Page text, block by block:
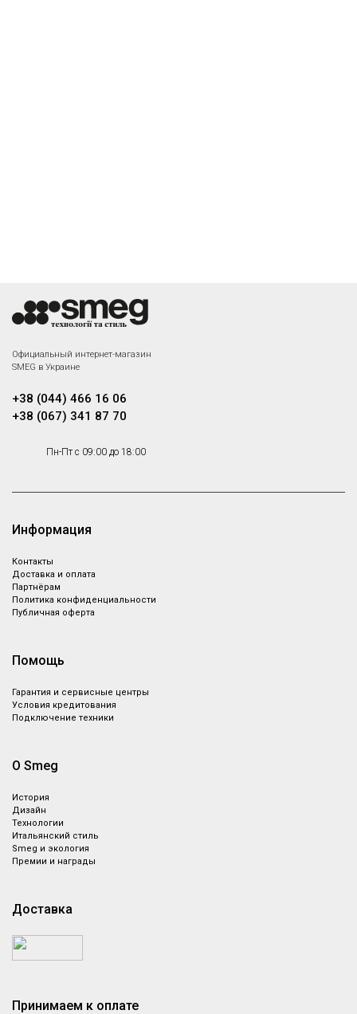
Официальный интернет-магазин
SMEG в Украине
+38 (044) 466 16 06
+38 (067) 341 87 70
Пн-Пт с 09:00 до 18:00
Информация
Контакты
Доставка и оплата
Партнёрам
Политика конфиденциальности
Публичная оферта
Помощь
Гарантия и сервисные центры
Условия кредитования
Подключение техники
О Smeg
История
Дизайн
Технологии
Итальянский стиль
Smeg и экология
Премии и награды
Доставка
Принимаем к оплате